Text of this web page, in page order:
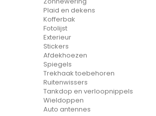
Plaid en dekens
Kofferbak
Fotolijst
Exterieur
Stickers
Afdekhoezen
Spiegels
Trekhaak toebehoren
Ruitenwissers
Tankdop en verloopnippels
Wieldoppen
Auto antennes